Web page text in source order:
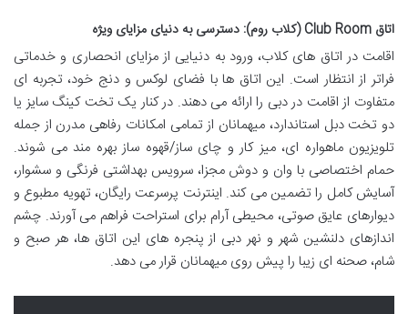
اتاق Club Room (کلاب روم): دسترسی به دنیای مزایای ویژه
اقامت در اتاق های کلاب، ورود به دنیایی از مزایای انحصاری و خدماتی
فراتر از انتظار است. این اتاق ها با فضای لوکس و دنج خود، تجربه ای
متفاوت از اقامت در دبی را ارائه می دهند. در کنار یک تخت کینگ سایز یا
دو تخت دبل استاندارد، میهمانان از تمامی امکانات رفاهی مدرن از جمله
تلویزیون ماهواره ای، میز کار و چای ساز/قهوه ساز بهره مند می شوند.
حمام اختصاصی با وان و دوش مجزا، سرویس بهداشتی فرنگی و سشوار،
آسایش کامل را تضمین می کند. اینترنت پرسرعت رایگان، تهویه مطبوع و
دیوارهای عایق صوتی، محیطی آرام برای استراحت فراهم می آورند. چشم
اندازهای دلنشین شهر و نهر دبی از پنجره های این اتاق ها، هر صبح و
شام، صحنه ای زیبا را پیش روی میهمانان قرار می دهد.